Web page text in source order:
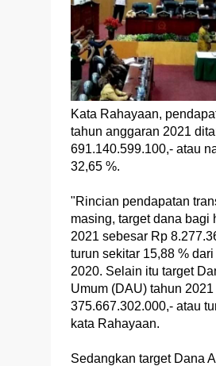
Kata Rahayaan,
tahun anggaran 2021
691.140.599.100,- atau
32,65 %.
"Rincian pendapatan
masing, target dana bagi
2021 sebesar Rp
turun sekitar 15,88 %
2020. Selain itu target
Umum (DAU) tahun
375.667.302.000,- atau
kata Rahayaan.
Sedangkan target Dana